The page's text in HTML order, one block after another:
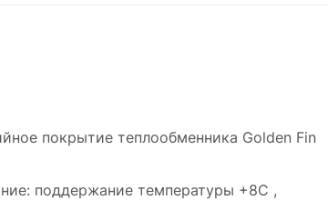
покрытие теплообменника Golden Fin
поддержание температуры +8С ,